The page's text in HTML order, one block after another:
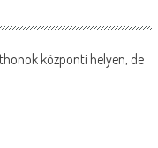
központi helyen, de